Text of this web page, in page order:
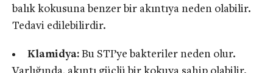
balık kokusuna benzer bir akıntıya neden olabilir.
Tedavi edilebilirdir.
Klamidya:Bu STI’ye bakteriler neden olur.